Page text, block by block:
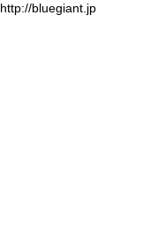
http://bluegiant.jp